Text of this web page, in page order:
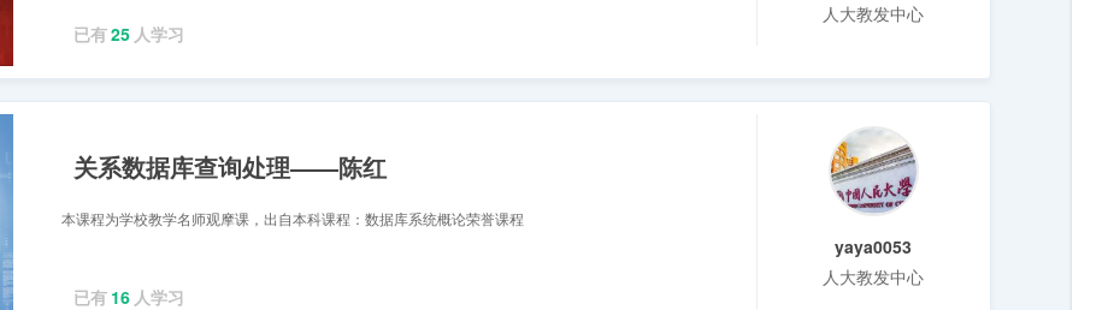
已有25 人学习
人大教发中心
关系数据库查询处理——陈红
本课程为学校教学名师观摩课，出自本科课程：数据库系统概论荣誉课程
已有 16 人学习
yaya0053
人大教发中心